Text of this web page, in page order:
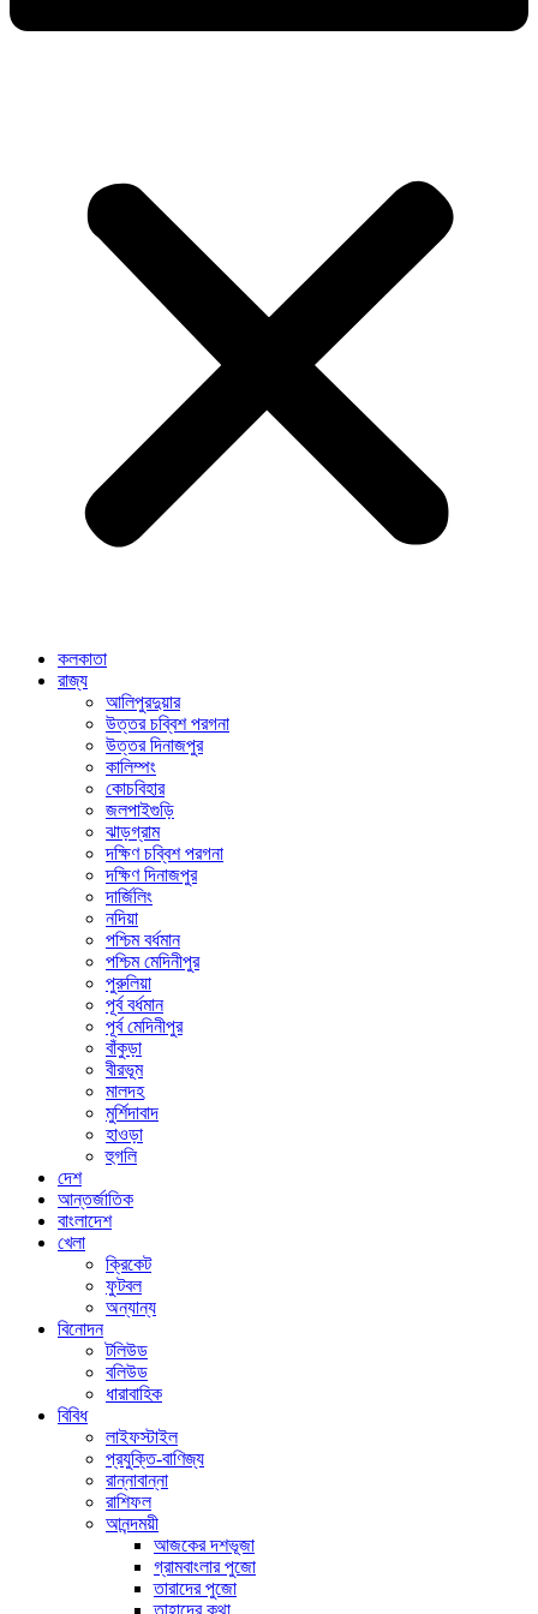
কলকাতা
রাজ্য
আলিপুরদুয়ার
উত্তর চব্বিশ পরগনা
উত্তর দিনাজপুর
কালিম্পং
কোচবিহার
জলপাইগুড়ি
ঝাড়গ্রাম
দক্ষিণ চব্বিশ পরগনা
দক্ষিণ দিনাজপুর
দার্জিলিং
নদিয়া
পশ্চিম বর্ধমান
পশ্চিম মেদিনীপুর
পুরুলিয়া
পূর্ব বর্ধমান
পূর্ব মেদিনীপুর
বাঁকুড়া
বীরভূম
মালদহ
মুর্শিদাবাদ
হাওড়া
হুগলি
দেশ
আন্তর্জাতিক
বাংলাদেশ
খেলা
ক্রিকেট
ফুটবল
অন্যান্য
বিনোদন
টলিউড
বলিউড
ধারাবাহিক
বিবিধ
লাইফস্টাইল
প্রযুক্তি-বাণিজ্য
রান্নাবান্না
রাশিফল
আনন্দময়ী
আজকের দশভূজা
গ্রামবাংলার পুজো
তারাদের পুজো
তাহাদের কথা